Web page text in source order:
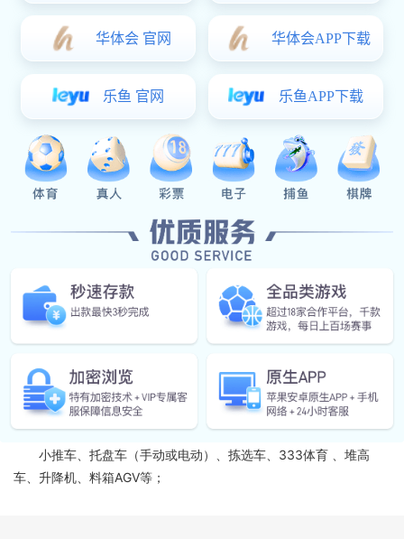
用货架自身结构搭建成两层以上的搁板式货架存储区，使存储货位
成倍增加，再配以楼梯、升降机、滑道，方便拣货作业。
阁楼式货架较适合对品种多的小件物料进行存储管理，可配合
零件盒或周转箱对物料进行分类管理。根据物料物流特点，应将出
货频次大的物料存储于底楼货位，出货频次小的物料存储于楼上的
货位。
规格说明 ：
阁楼式货架的标准规格可参照搁板式货架，也可以量身定制。
每层搁板均布承载能力一般为100-500Kg，楼板均布承载能力
板可供选择，楼面板承重约300-500公斤/平方米。
各楼层上可以设置理货台，货物转送到各楼层可采用
1000mm不等视具体需求而定。
作业机械：
小推车、托盘车（手动或电动）、拣选车、333体育 、堆高
车、升降机、料箱AGV等；